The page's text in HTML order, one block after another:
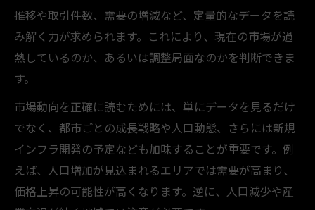
推移や取引件数、需要の増減など、定量的なデータを読
み解く力が求められます。これにより、現在の市場が過
熱しているのか、あるいは調整局面なのかを判断できま
す。
市場動向を正確に読むためには、単にデータを見るだけ
でなく、都市ごとの成長戦略や人口動態、さらには新規
インフラ開発の予定なども加味することが重要です。例
えば、人口増加が見込まれるエリアでは需要が高まり、
価格上昇の可能性が高くなります。逆に、人口減少や産